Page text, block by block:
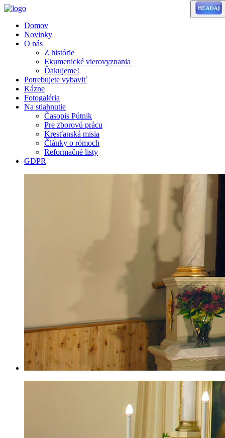
Domov
Novinky
O nás
Z histórie
Ekumenické vierovyznania
Ďakujeme!
Potrebujete vybaviť
Kázne
Fotogaléria
Na stiahnutie
Časopis Pútnik
Pre zborovú prácu
Kresťanská misia
Články o rómoch
Reformačné listy
GDPR